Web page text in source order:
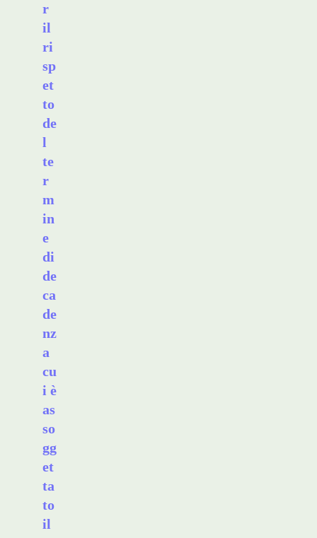
r
il
ri
sp
et
to
de
l
te
r
m
in
e
di
de
ca
de
nz
a
cu
i è
as
so
gg
et
ta
to
il